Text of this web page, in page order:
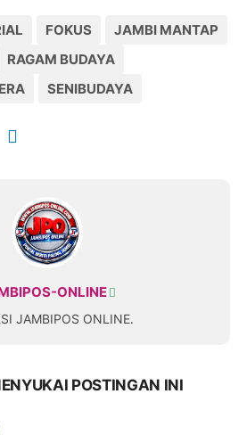
FOKUS
JAMBI MANTAP
RAGAM BUDAYA
SENIBUDAYA
ONLINE
JAMBIPOS ONLINE.
POSTINGAN INI